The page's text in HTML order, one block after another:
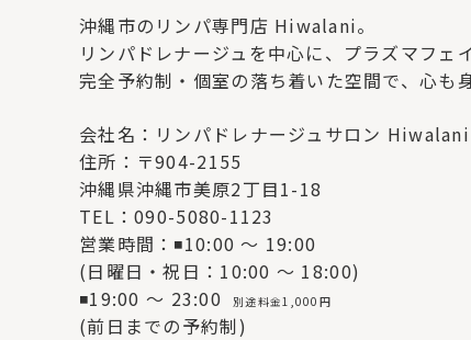
沖縄市のリンパ専門店 Hiwalani。
リンパドレナージュを中心に、プラズマフェ
完全予約制・個室の落ち着いた空間で、心も
会社名：リンパドレナージュサロン Hiwalani
住所：〒904-2155
沖縄県沖縄市美原2丁目1-18
TEL：090-5080-1123
営業時間：◾10:00 〜 19:00
(日曜日・祝日：10:00 〜 18:00)
◾19:00 〜 23:00
別途料金1,000円
(前日までの予約制)